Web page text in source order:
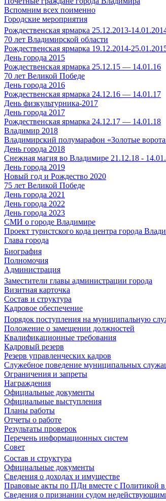
Вспомним всех поименно
Городские мероприятия
Рождественская ярмарка 25.12.2013-
70 лет Владимирской области
Рождественская ярмарка 19.12.2014-
День города 2015
Рождественская ярмарка 25.12.15 — 14.01.16
70 лет Великой Победе
День города 2016
Рождественская ярмарка 24.12.16 — 14.01.17
День физкультурника-2017
День города 2017
Рождественская ярмарка 24.12.17 — 14.01.18
Владимир 2018
Владимирский полумарафон «Золотые
День города 2018
Снежная магия во Владимире 21.12.18 -
День города 2019
Новый год и Рождество 2020
75 лет Великой Победе
День города 2021
День города 2022
День города 2023
СМИ о городе Владимире
Проект туристского кода центра города
Глава города
Биография
Полномочия
Администрация
Заместители главы администрации города
Визитная карточка
Состав и структура
Кадровое обеспечение
Порядок поступления на муниципальную
Положение о замещении должностей
Квалификационные требования
Кадровый резерв
Резерв управленческих кадров
Служебное поведение муниципальных
Ограничения и запреты
Награждения
Официальные документы
Официальные выступления
Планы работы
Отчеты о работе
Результаты проверок
Перечень информационных систем
Совет
Состав и структура
Официальные документы
Сведения о доходах и имуществе
Правовые акты по ПДн вместе с Политикой
Сведения о признании судом